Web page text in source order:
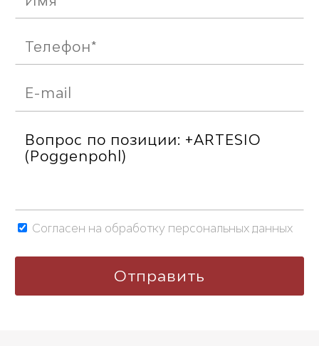
Согласен на обработку персональных данных